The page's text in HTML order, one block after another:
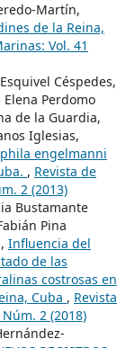
Martín,
de la Reina,
Vol. 41
Céspedes,
Perdomo
de la Guardia,
Iglesias,
engelmanni
, Revista de
2 (2013)
Bustamante
Pina
Influencia del
de las
costrosas en
Cuba , Revista
2 (2018)